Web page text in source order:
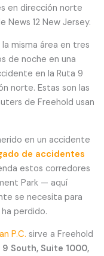
en dirección norte
12 New Jersey.
misma área en tres
de noche en una
en la Ruta 9
norte. Estas son las
de Freehold usan
en un accidente
de accidentes
estos corredores
Park — aquí
se necesita para
perdido.
P.C. sirve a Freehold
South, Suite 1000,